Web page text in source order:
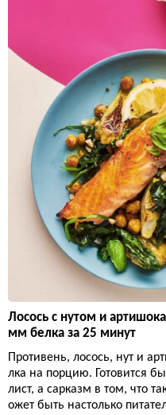
Лосось с нутом и
мм белка за 25 минут
Противень, лосось, нут и
лка на порцию. Готовится
лист, а сарказм в том, что
ожет быть настолько